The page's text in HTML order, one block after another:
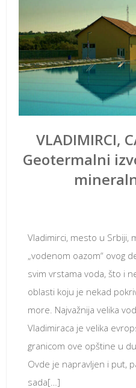
VLADIMIRCI,
Geotermalni
Vladimirci, mesto u Srbiji,
„vodenom oazom“ ovog
svim vrstama voda, što i
oblasti koju je nekad
more. Najvažnija velika
Vladimiraca je velika
granicom ove opštine u
Ovde je napravljen i put,
sada[…]